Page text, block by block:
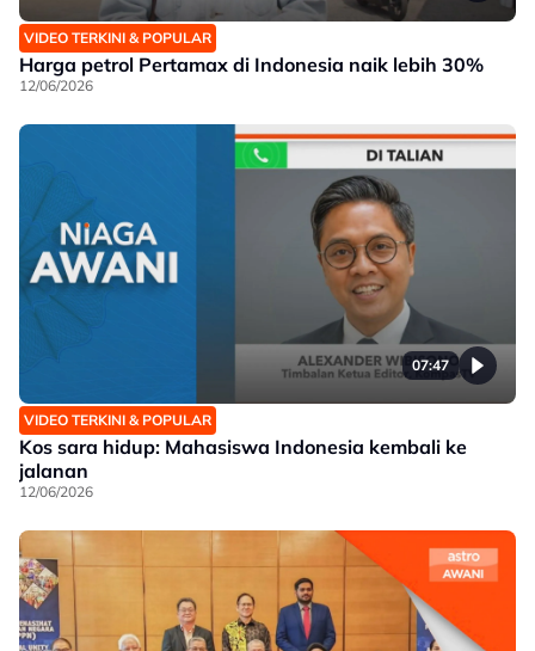
VIDEO TERKINI & POPULAR
Harga petrol Pertamax di Indonesia naik lebih 30%
12/06/2026
07:47
VIDEO TERKINI & POPULAR
Kos sara hidup: Mahasiswa Indonesia kembali ke
jalanan
12/06/2026